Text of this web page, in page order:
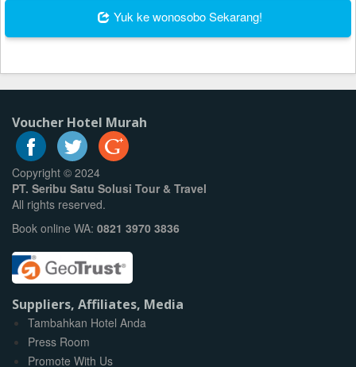
Yuk ke wonosobo Sekarang!
Voucher Hotel Murah
Copyright © 2024
PT. Seribu Satu Solusi Tour & Travel
All rights reserved.
Book online WA: 0821 3970 3836
Suppliers, Affiliates, Media
Tambahkan Hotel Anda
Press Room
Promote With Us